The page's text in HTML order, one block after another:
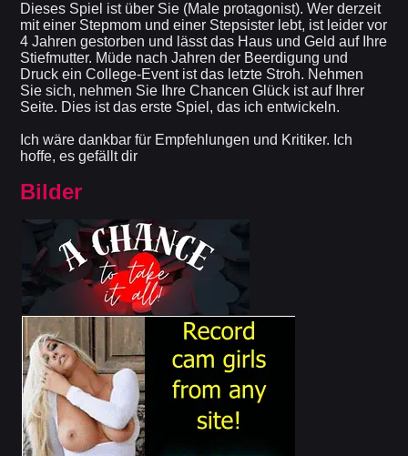
Dieses Spiel ist über Sie (Male protagonist). Wer derzeit
mit einer Stepmom und einer Stepsister lebt, ist leider vor
4 Jahren gestorben und lässt das Haus und Geld auf Ihre
Stiefmutter. Müde nach Jahren der Beerdigung und
Druck ein College-Event ist das letzte Stroh. Nehmen
Sie sich, nehmen Sie Ihre Chancen Glück ist auf Ihrer
Seite. Dies ist das erste Spiel, das ich entwickeln.
Ich wäre dankbar für Empfehlungen und Kritiker. Ich
hoffe, es gefällt dir
Bilder